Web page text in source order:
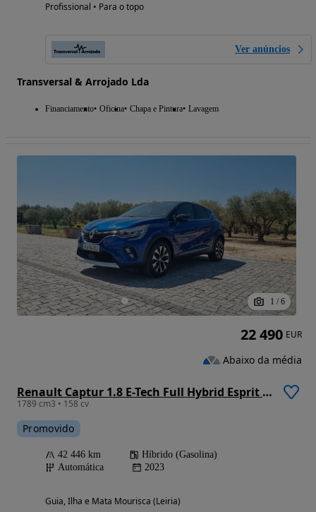
Profissional • Para o topo
Ver anúncios
Transversal & Arrojado Lda
Financiamento Oficina Chapa e Pintura Lavagem
1 / 6
Renault Captur 1.8 E-Tech Full Hybrid Esprit Alpine
1789 cm3 • 158 cv
Promovido
42 446 km
Híbrido (Gasolina)
Automática
2023
Guia, Ilha e Mata Mourisca (Leiria)
22 490 EUR
Abaixo da média